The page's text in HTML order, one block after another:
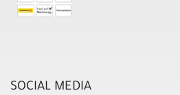
SOCIAL MEDIA